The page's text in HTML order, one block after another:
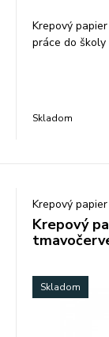
Krepový
práce do školy
Skladom
Krepový papier
Krepový
Skladom